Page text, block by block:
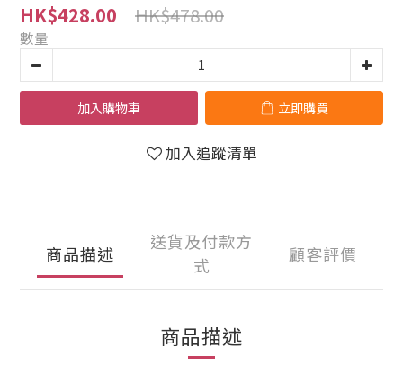
HK$428.00 HK$478.00
數量
加入購物車 立即購買
加入追蹤清單
商品描述
送貨及付款方
式
顧客評價
商品描述